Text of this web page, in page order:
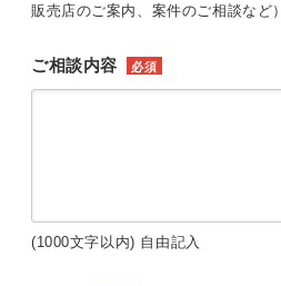
販売店のご案内、案件のご相談など）
ご相談内容 必須
(1000文字以内) 自由記入